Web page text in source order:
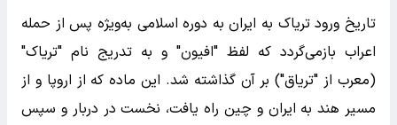
تاریخ ورود تریاک به ایران به دوره اسلامی به‌ویژه پس از حمله
اعراب بازمی‌گردد که لفظ "افیون" و به تدریج نام "تریاک"
(معرب از "تریاق") بر آن گذاشته شد. این ماده که از اروپا و از
مسیر هند به ایران و چین راه یافت، نخست در دربار و سپس